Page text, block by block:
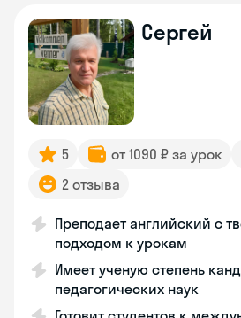
Сергей
5 от 1090 ₽ за урок
2 отзыва
Преподает английский с
подходом к урокам
Имеет ученую степень
педагогических наук